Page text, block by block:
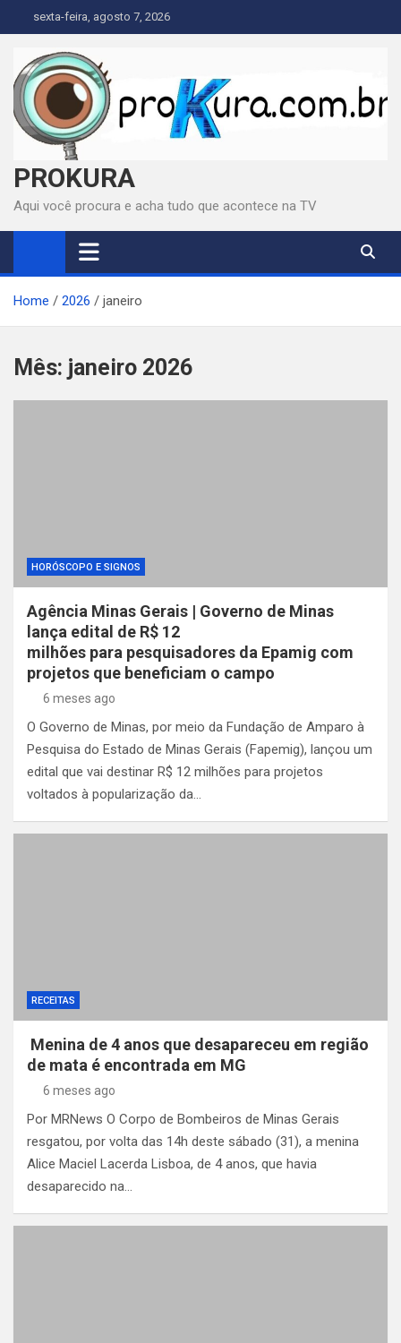
to
content
sexta-feira, agosto 7, 2026
PROKURA
Aqui você procura e acha tudo que acontece na TV
Home 2026 janeiro
Mês: janeiro 2026
HORÓSCOPO E SIGNOS
Agência Minas Gerais | Governo de Minas
lança edital de R$ 12
milhões para pesquisadores da Epamig com
projetos que beneficiam o campo
6 meses ago
O Governo de Minas, por meio da Fundação de Amparo à
Pesquisa do Estado de Minas Gerais (Fapemig), lançou um
edital que vai destinar R$ 12 milhões para projetos
voltados à popularização da…
RECEITAS
Menina de 4 anos que desapareceu em região
de mata é encontrada em MG
6 meses ago
Por MRNews O Corpo de Bombeiros de Minas Gerais
resgatou, por volta das 14h deste sábado (31), a menina
Alice Maciel Lacerda Lisboa, de 4 anos, que havia
desaparecido na…